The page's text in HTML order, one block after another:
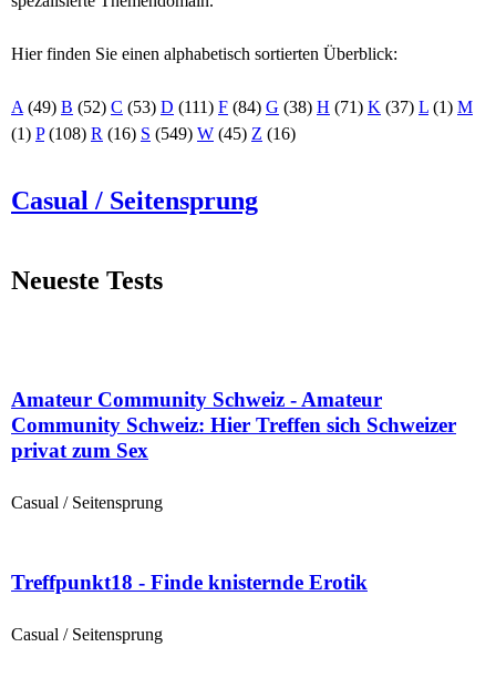
Hier finden Sie einen alphabetisch sortierten Überblick:
A (49) B (52) C (53) D (111) F (84) G (38) H (71) K (37) L (1) M
(1) P(108) R (16) S (549) W (45) Z (16)
Casual / Seitensprung
Neueste Tests
Amateur Community Schweiz - Amateur
Community Schweiz: Hier Treffen sich Schweizer
privat zum Sex
Casual / Seitensprung
Treffpunkt18 - Finde knisternde Erotik
Casual / Seitensprung